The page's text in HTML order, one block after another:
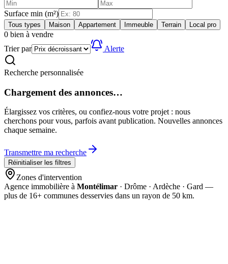
Surface min (m²)
Tous types Maison Appartement Immeuble Terrain Local pro
0 bien à vendre
Trier par
Alerte
Recherche personnalisée
Chargement des annonces…
Élargissez vos critères, ou confiez-nous votre projet : nous
cherchons pour vous, parfois avant publication. Nouvelles annonces
chaque semaine.
Transmettre ma recherche
Réinitialiser les filtres
Zones d'intervention
Agence immobilière à Montélimar · Drôme · Ardèche · Gard —
plus de 16+ communes desservies dans un rayon de 50 km.